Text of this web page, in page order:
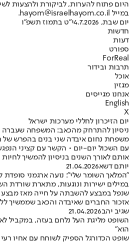
היום פתוח להערות, לביקורת ולהצעות
במייל hayom@israelhayom.co.il.
יום שבת, 4.7.2026
י"ט בתמוז תשפ"ו
חדשות
דעות
ספורט
ForReal
תרבות ובידור
אוכל
מגזין
אנחנו מגייסים
English
X
יום הזיכרון לחללי מערכות ישראל
ניסיון להתרחק מהכאב: המשפחה שעברה 10 בתים מאז ששכלה את בניה
משפחת נחום איבדה שני בנים בהפרש
עם השכול יום-יום • הקשר עם קציני
אותם לאורך השנים בניסיון להמשיך לחיות
יותם דשא21.04.2026
"המלאך השומר שלי": נועה ארגמני סופדת
במילים ישירות ונוגעות, מתארת שורדת
שנפל במבצע להשבתה על חייה מאז מבצע
אזכור החברים שאיבדה והכאב שממשיך
שגיב יהב21.04.2026
השופט מליגת העל נלחם בעזה, במקביל
הוא"
שופט הכדורגל הספיק לשוחח עם אחיו